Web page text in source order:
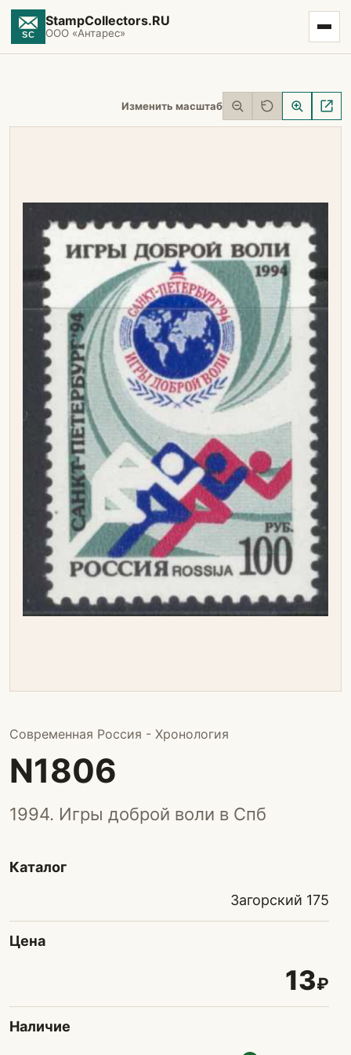
StampCollectors.RU
ООО «Антарес»
Изменить масштаб
Современная Россия - Хронология
N1806
1994. Игры доброй воли в Спб
Каталог
Загорский 175
Цена
13₽
Наличие